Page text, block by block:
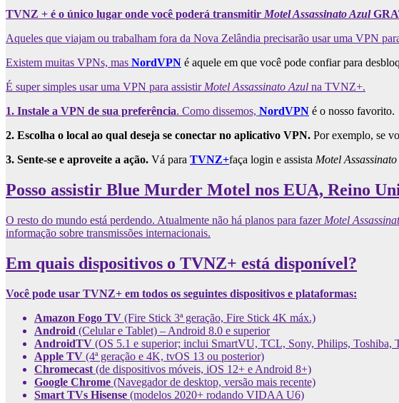
TVNZ + é o único lugar onde você poderá transmitir Motel Assassinato Azul
Aqueles que viajam ou trabalham fora da Nova Zelândia precisarão usar uma VPN
Existem muitas VPNs, mas NordVPN é aquele em que você pode confiar para
É super simples usar uma VPN para assistir Motel Assassinato Azul na TVNZ+.
1. Instale a VPN de sua preferência. Como dissemos, NordVPN é o nosso favorito.
2. Escolha o local ao qual deseja se conectar no aplicativo VPN. Por exemplo, se
3. Sente-se e aproveite a ação. Vá para TVNZ+faça login e assista Motel
Posso assistir Blue Murder Motel nos EUA, Reino
O resto do mundo está perdendo. Atualmente não há planos para fazer Motel
informação sobre transmissões internacionais.
Em quais dispositivos o TVNZ+ está disponível?
Você pode usar TVNZ+ em todos os seguintes dispositivos e plataformas:
Amazon Fogo TV (Fire Stick 3ª geração, Fire Stick 4K máx.)
Android (Celular e Tablet) – Android 8.0 e superior
AndroidTV (OS 5.1 e superior; inclui SmartVU, TCL, Sony, Philips, Toshiba,
Apple TV (4ª geração e 4K, tvOS 13 ou posterior)
Chromecast (de dispositivos móveis, iOS 12+ e Android 8+)
Google Chrome (Navegador de desktop, versão mais recente)
Smart TVs Hisense (modelos 2020+ rodando VIDAA U6)